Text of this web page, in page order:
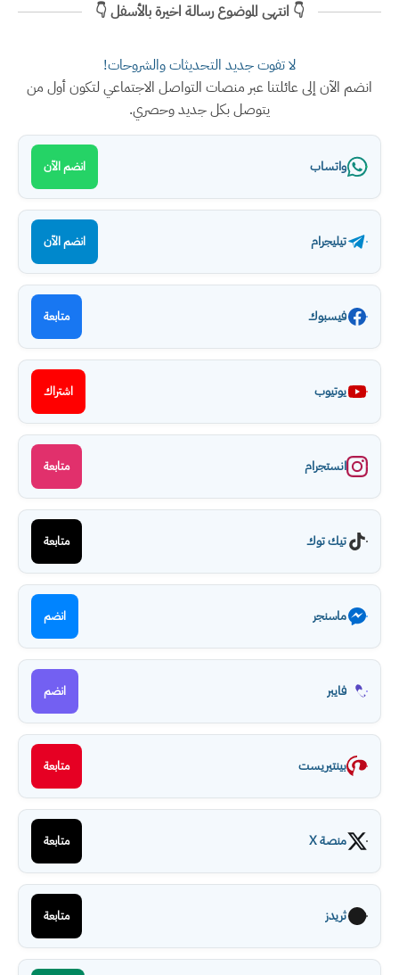
👇 انتهى الموضوع رسالة اخيرة بالأسفل 👇
لا تفوت جديد التحديثات والشروحات!
انضم الآن إلى عائلتنا عبر منصات التواصل الاجتماعي لتكون أول من
يتوصل بكل جديد وحصري.
واتساب انضم الآن
تيليجرام انضم الآن
فيسبوك متابعة
يوتيوب اشتراك
انستجرام متابعة
تيك توك متابعة
ماسنجر انضم
فايبر انضم
بينتيريست متابعة
منصة X متابعة
ثريدز متابعة